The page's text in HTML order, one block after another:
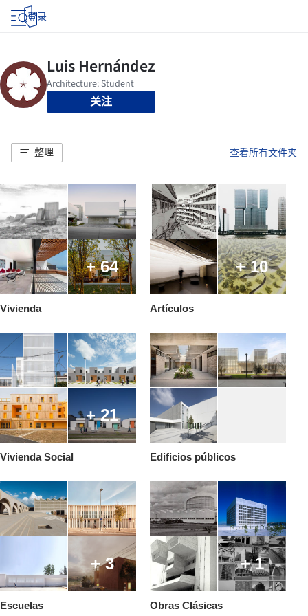
登录
关注
整理 查看所有文件夹
+ 64
Vivienda
+ 10
Artículos
+ 21
Vivienda Social Edificios públicos
+ 3
Escuelas
+ 1
Obras Clásicas